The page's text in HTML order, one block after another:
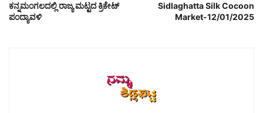
ಕನ್ನಮಂಗಲದಲ್ಲಿ ರಾಜ್ಯ ಮಟ್ಟದ ಕ್ರಿಕೇಟ್
ಪಂದ್ಯಾವಳಿ
Sidlaghatta Silk Cocoon
Market-12/01/2025